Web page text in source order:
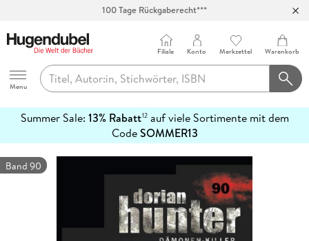
100 Tage Rückgaberecht***
Hugendubel
Menu
Filiale Konto Merkzettel Warenkorb
Summer Sale: 13% Rabatt12auf viele Sortimente mit dem
CodeSOMMER13
erfahren
Band 90